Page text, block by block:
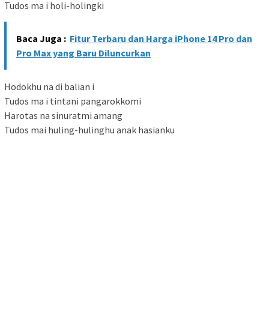
Tudos ma i holi-holingki
Baca Juga : Fitur Terbaru dan Harga iPhone 14 Pro dan
Pro Max yang Baru Diluncurkan
Hodokhu na di balian i
Tudos ma i tintani pangarokkomi
Harotas na sinuratmi amang
Tudos mai huling-hulinghu anak hasianku